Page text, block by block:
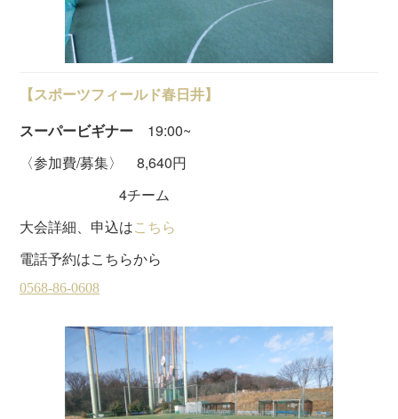
【スポーツフィールド春日井】
スーパービギナー 19:00~
〈参加費/募集〉 8,640円
4チーム
大会詳細、申込はこちら
電話予約はこちらから